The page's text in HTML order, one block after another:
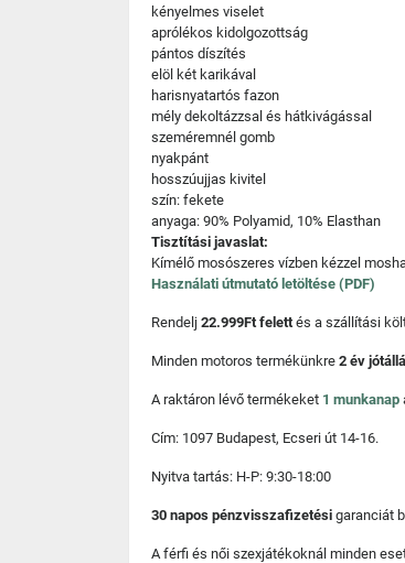
kényelmes viselet
aprólékos kidolgozottság
pántos díszítés
elöl két karikával
harisnyatartós fazon
mély dekoltázzsal és hátkivágással
szeméremnél gomb
nyakpánt
hosszúujjas kivitel
szín: fekete
anyaga: 90% Polyamid, 10% Elasthan
Tisztítási javaslat:
Kímélő mosószeres vízben kézzel
Használati útmutató letöltése (PDF)
Rendelj 22.999Ft felettés a szállítási
Minden motoros termékünkre 2 év
A raktáron lévő termékeket 1 munkanap
Cím: 1097 Budapest, Ecseri út 14-16.
Nyitva tartás: H-P: 9:30-18:00
30 napos pénzvisszafizetési garanciát
A férfi és női szexjátékoknál minden